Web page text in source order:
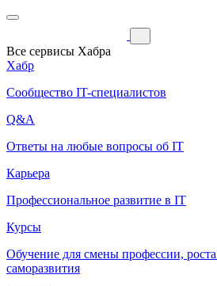
Все сервисы Хабра
Хабр
Сообщество IT-специалистов
Q&A
Ответы на любые вопросы об IT
Карьера
Профессиональное развитие в IT
Курсы
Обучение для смены профессии, роста
саморазвития